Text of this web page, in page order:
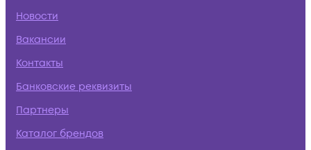
Новости
Вакансии
Контакты
Банковские реквизиты
Партнеры
Каталог брендов